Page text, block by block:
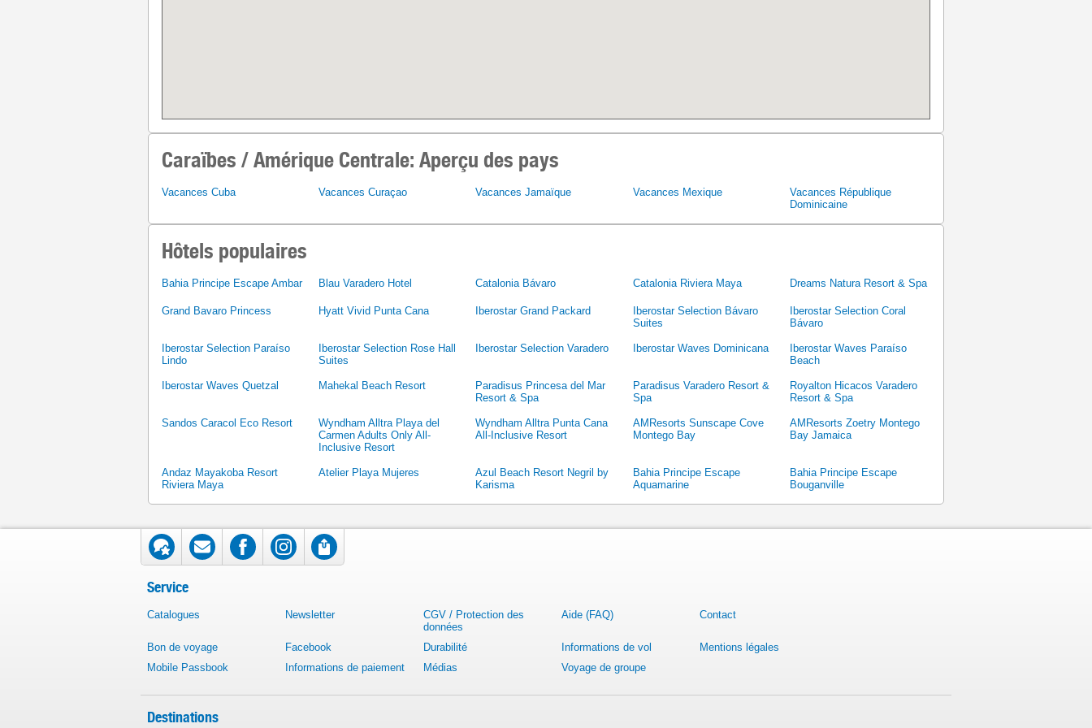
Caraïbes / Amérique Centrale: Aperçu des pays
Vacances Cuba Vacances Curaçao Vacances Jamaïque Vacances Mexique
Vacances République
Dominicaine
Hôtels populaires
Bahia Principe Escape Ambar Blau Varadero Hotel Catalonia Bávaro Catalonia Riviera Maya Dreams Natura Resort & Spa
Grand Bavaro Princess Hyatt Vivid Punta Cana Iberostar Grand Packard
Iberostar Selection Bávaro
Suites
Iberostar Selection Coral
Bávaro
Iberostar Selection Paraíso
Lindo
Iberostar Selection Rose Hall
Suites
Iberostar Selection Varadero Iberostar Waves Dominicana
Iberostar Waves Paraíso
Beach
Iberostar Waves Quetzal Mahekal Beach Resort
Paradisus Princesa del Mar
Resort & Spa
Paradisus Varadero Resort &
Spa
Royalton Hicacos Varadero
Resort & Spa
Sandos Caracol Eco Resort
Wyndham Alltra Playa del
Carmen Adults Only All-
Inclusive Resort
Wyndham Alltra Punta Cana
All-Inclusive Resort
AMResorts Sunscape Cove
Montego Bay
AMResorts Zoetry Montego
Bay Jamaica
Andaz Mayakoba Resort
Riviera Maya
Atelier Playa Mujeres
Azul Beach Resort Negril by
Karisma
Bahia Principe Escape
Aquamarine
Bahia Principe Escape
Bouganville
Service
Catalogues Newsletter
CGV / Protection des
données
Aide (FAQ) Contact
Bon de voyage Facebook Durabilité Informations de vol
Mentions légales
Mobile Passbook
Informations de paiement Médias Voyage de groupe
Destinations